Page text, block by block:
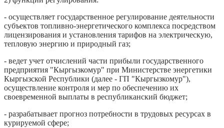
- осуществляет государственное регулирование деятельности
субъектов топливно-энергетического комплекса посредством
лицензирования и установления тарифов на электрическую,
тепловую энергию и природный газ;
- ведет учет отчислений части прибыли государственного
предприятия "Кыргызкомур" при Министерстве энергетики
Кыргызской Республики (далее - ГП "Кыргызкомур"),
осуществление контроля и мер по обеспечению их
своевременной выплаты в республиканский бюджет;
- разрабатывает прогноз потребности в трудовых ресурсах в
курируемой сфере;